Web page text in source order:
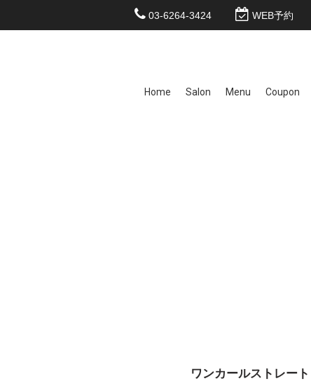
03-6264-3424 WEB予約
Home Salon Menu Coupon
ワンカールストレート